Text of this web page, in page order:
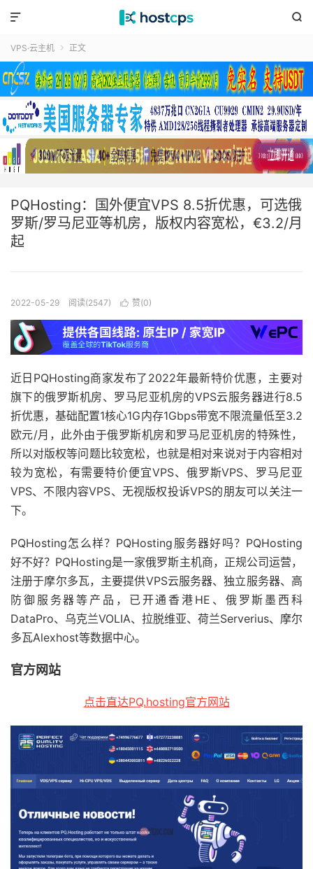


VPS·云主机  正文
PQHosting：国外便宜VPS 8.5折优惠，可选俄
罗斯/罗马尼亚等机房，版权内容宽松，€3.2/月
起
2022-05-29 阅读(2547)  赞(0)
近日PQHosting商家发布了2022年最新特价优惠，主要对
旗下的俄罗斯机房、罗马尼亚机房的VPS云服务器进行8.5
折优惠，基础配置1核心1G内存1Gbps带宽不限流量低至3.2
欧元/月，此外由于俄罗斯机房和罗马尼亚机房的特殊性，
所以对版权等问题比较宽松，也就是相对来说对于内容相对
较为宽松，有需要特价便宜VPS、俄罗斯VPS、罗马尼亚
VPS、不限内容VPS、无视版权投诉VPS的朋友可以关注一
下。
PQHosting怎么样？PQHosting服务器好吗？PQHosting
好不好？PQHosting是一家俄罗斯主机商，正规公司运营，
注册于摩尔多瓦，主要提供VPS云服务器、独立服务器、高
防御服务器等产品，已开通香港HE、俄罗斯墨西科
DataPro、乌克兰VOLIA、拉脱维亚、荷兰Serverius、摩尔
多瓦Alexhost等数据中心。
官方网站
点击直达PQ.hosting官方网站